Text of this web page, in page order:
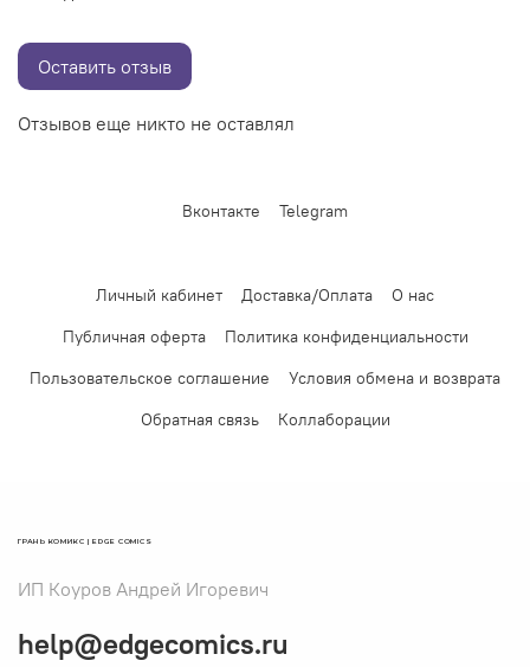
Отзывов еще никто не оставлял
Оставить отзыв
Вконтакте Telegram
Личный кабинет Доставка/Оплата
О нас
Публичная оферта
Политика конфиденциальности
Пользовательское соглашение
Условия обмена и возврата
Обратная связь
Коллаборации
ГРАНЬ КОМИКС | EDGE COMICS
ИП Коуров Андрей Игоревич
help@edgecomics.ru